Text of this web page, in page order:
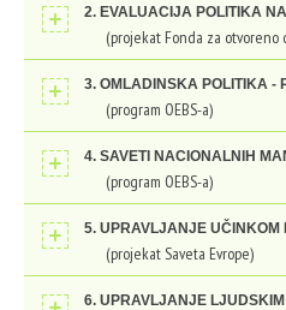
2. EVALUACIJA POLITIKA
(projekat Fonda za otvoreno
3. OMLADINSKA POLITIKA -
(program OEBS-a)
4. SAVETI NACIONALNIH
(program OEBS-a)
5. UPRAVLJANJE
(projekat Saveta Evrope)
6. UPRAVLJANJE